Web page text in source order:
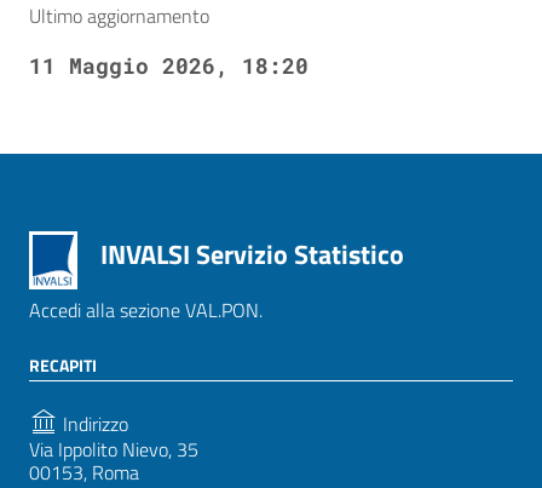
Ultimo aggiornamento
11 Maggio 2026, 18:20
INVALSI Servizio Statistico
Accedi alla sezione VAL.PON.
RECAPITI
Indirizzo
Via Ippolito Nievo, 35
00153, Roma